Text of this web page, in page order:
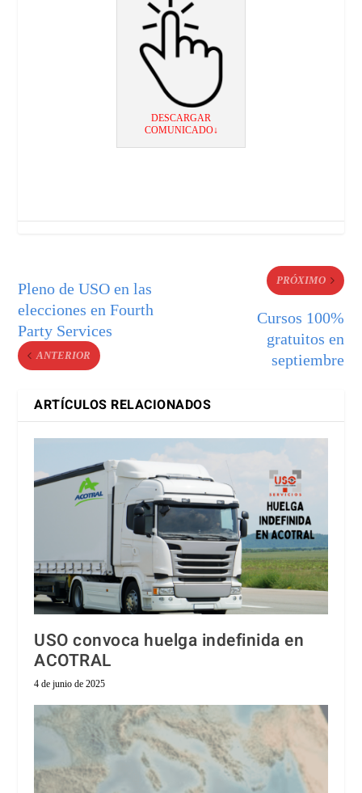
DESCARGAR
COMUNICADO↓
Pleno de USO en las
elecciones en Fourth
Party Services
ANTERIOR
PRÓXIMO
Cursos 100%
gratuitos en
septiembre
ARTÍCULOS RELACIONADOS
USO convoca huelga indefinida en
ACOTRAL
4 de junio de 2025